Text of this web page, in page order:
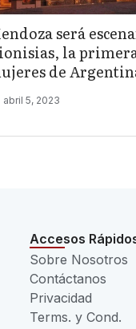
será
la
de
abril 5, 2023
Accesos
Sobre Nosotros
Contáctanos
Privacidad
Terms. y Cond.